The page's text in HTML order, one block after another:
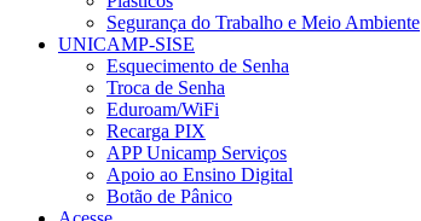
Segurança do Trabalho e Meio Ambiente
UNICAMP-SISE
Esquecimento de Senha
Troca de Senha
Eduroam/WiFi
Recarga PIX
APP Unicamp Serviços
Apoio ao Ensino Digital
Botão de Pânico